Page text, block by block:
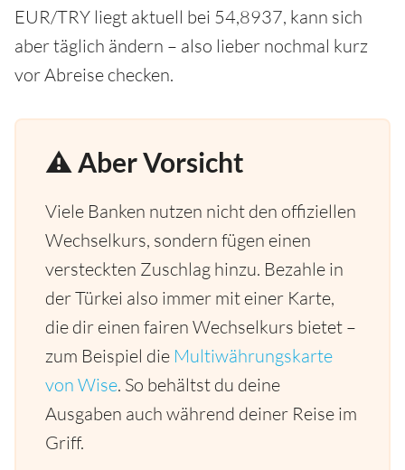
EUR/TRY liegt aktuell bei 54,8937, kann sich
aber täglich ändern – also lieber nochmal kurz
vor Abreise checken.
⚠️ Aber Vorsicht
Viele Banken nutzen nicht den offiziellen
Wechselkurs, sondern fügen einen
versteckten Zuschlag hinzu. Bezahle in
der Türkei also immer mit einer Karte,
die dir einen fairen Wechselkurs bietet –
zum Beispiel die Multiwährungskarte
von Wise. So behältst du deine
Ausgaben auch während deiner Reise im
Griff.